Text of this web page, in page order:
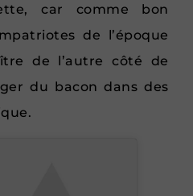
car comme bon
de l’époque
de l’autre côté de
du bacon dans des